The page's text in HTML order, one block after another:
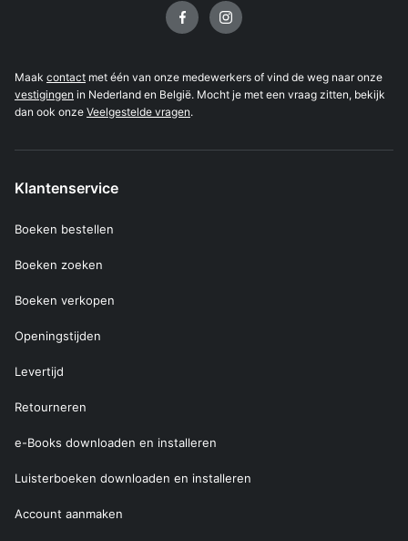
Maak contact met één van onze medewerkers of vind de weg naar onze
vestigingen in Nederland en België. Mocht je met een vraag zitten, bekijk
dan ook onze Veelgestelde vragen.
Klantenservice
Boeken bestellen
Boeken zoeken
Boeken verkopen
Openingstijden
Levertijd
Retourneren
e-Books downloaden en installeren
Luisterboeken downloaden en installeren
Account aanmaken